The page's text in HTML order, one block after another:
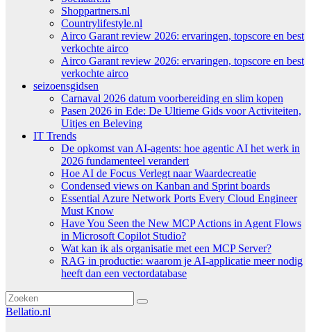
Shoppartners.nl
Countrylifestyle.nl
Airco Garant review 2026: ervaringen, topscore en best
verkochte airco
Airco Garant review 2026: ervaringen, topscore en best
verkochte airco
seizoensgidsen
Carnaval 2026 datum voorbereiding en slim kopen
Pasen 2026 in Ede: De Ultieme Gids voor Activiteiten,
Uitjes en Beleving
IT Trends
De opkomst van AI-agents: hoe agentic AI het werk in
2026 fundamenteel verandert
Hoe AI de Focus Verlegt naar Waardecreatie
Condensed views on Kanban and Sprint boards
Essential Azure Network Ports Every Cloud Engineer
Must Know
Have You Seen the New MCP Actions in Agent Flows
in Microsoft Copilot Studio?
Wat kan ik als organisatie met een MCP Server?
RAG in productie: waarom je AI-applicatie meer nodig
heeft dan een vectordatabase
Bellatio.nl